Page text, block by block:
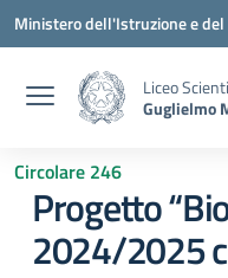
Vai ai contenuti
Vai al menu di navigazione
Vai al footer
Ministero dell'Istruzione e
Liceo
Guglielmo
Circolare 246
Progetto
2024/2025